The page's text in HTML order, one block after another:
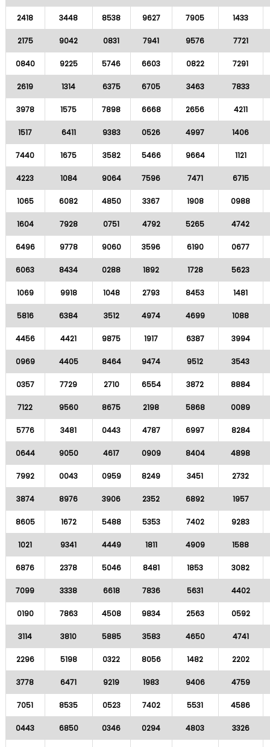
2418 3448 8538 9627 7905 1433
2175 9042 0831 7941 9576 7721
0840 9225 5746 6603 0822 7291
2619 1314 6375 6705 3463 7833
3978 1575 7898 6668 2656 4211
1517 6411 9383 0526 4997 1406
7440 1675 3582 5466 9664 1121
4223 1084 9064 7596 7471 6715
1065 6082 4850 3367 1908 0988
1604 7928 0751 4792 5265 4742
6496 9778 9060 3596 6190 0677
6063 8434 0288 1892 1728 5623
1069 9918 1048 2793 8453 1481
5816 6384 3512 4974 4699 1088
4456 4421 9875 1917 6387 3994
0969 4405 8464 9474 9512 3543
0357 7729 2710 6554 3872 8884
7122 9560 8675 2198 5868 0089
5776 3481 0443 4787 6997 8284
0644 9050 4617 0909 8404 4898
7992 0043 0959 8249 3451 2732
3874 8976 3906 2352 6892 1957
8605 1672 5488 5353 7402 9283
1021 9341 4449 1811 4909 1588
6876 2378 5046 8481 1853 3082
7099 3338 6618 7836 5631 4402
0190 7863 4508 9834 2563 0592
3114 3810 5885 3583 4650 4741
2296 5198 0322 8056 1482 2202
3778 6471 9219 1983 9406 4759
7051 8535 0523 7402 5531 4586
0443 6850 0346 0294 4803 3326